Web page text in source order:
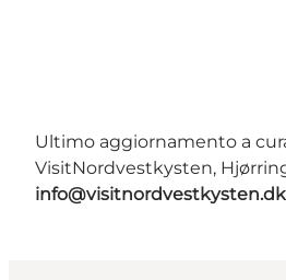
Ultimo aggiornamento a
VisitNordvestkysten,
info@visitnordvestkysten.dk